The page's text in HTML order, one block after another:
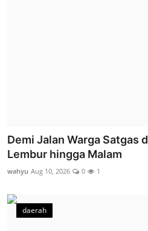
Demi Jalan Warga Satgas
Lembur hingga Malam
wahyu Aug 10, 2026 0 1
daerah